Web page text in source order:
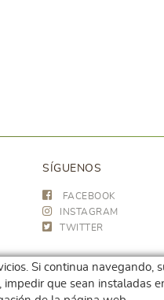
SÍGUENOS
FACEBOOK
INSTAGRAM
TWITTER
Si continua navegando,
que sean instaladas